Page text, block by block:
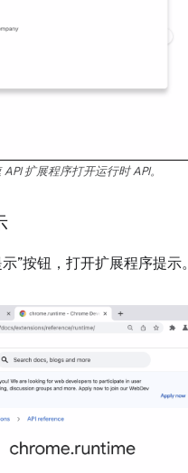
API 扩展程序打开运行时 API。
”按钮，打开扩展程序提示。